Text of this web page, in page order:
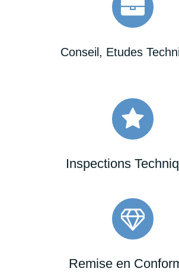
Conseil, Etudes
Inspections
Remise en